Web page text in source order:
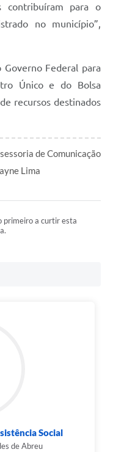
contribuíram para o
no município”,
Governo Federal para
Único e do Bolsa
recursos destinados
de Comunicação
Lima
primeiro a curtir esta
Social
de Abreu